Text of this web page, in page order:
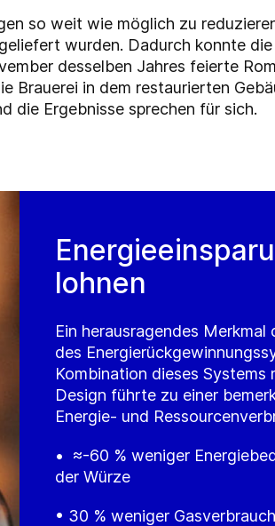
so weit wie möglich zu
wurden. Dadurch konnte
desselben Jahres feierte
Brauerei in dem restaurierten
die Ergebnisse sprechen für sich.
lohnen
Ein herausragendes
des
Kombination dieses Systems
Design führte zu einer
Energie- und
• ≈-60 % weniger
der Würze
• 30 % weniger